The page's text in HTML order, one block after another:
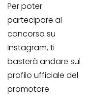
Per poter
partecipare al
concorso su
Instagram, ti
basterà andare sul
profilo ufficiale del
promotore